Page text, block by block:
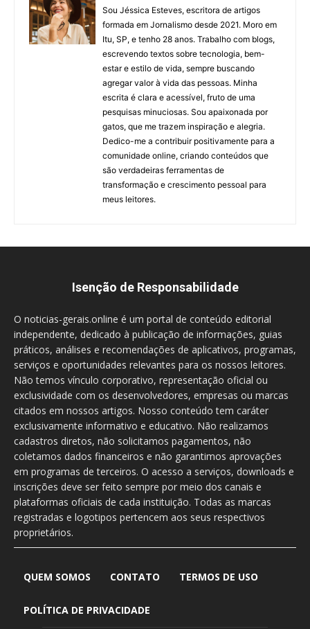
Sou Jéssica Esteves, escritora de artigos
formada em Jornalismo desde 2021. Moro em
Itu, SP, e tenho 28 anos. Trabalho com blogs,
escrevendo textos sobre tecnologia, bem-
estar e estilo de vida, sempre buscando
agregar valor à vida das pessoas. Minha
escrita é clara e acessível, fruto de uma
pesquisas minuciosas. Sou apaixonada por
gatos, que me trazem inspiração e alegria.
Dedico-me a contribuir positivamente para a
comunidade online, criando conteúdos que
são verdadeiras ferramentas de
transformação e crescimento pessoal para
meus leitores.
Isenção de Responsabilidade
O noticias-gerais.online é um portal de conteúdo editorial
independente, dedicado à publicação de informações, guias
práticos, análises e recomendações de aplicativos, programas,
serviços e oportunidades relevantes para os nossos leitores.
Não temos vínculo corporativo, representação oficial ou
exclusividade com os desenvolvedores, empresas ou marcas
citados em nossos artigos. Nosso conteúdo tem caráter
exclusivamente informativo e educativo. Não realizamos
cadastros diretos, não solicitamos pagamentos, não
coletamos dados financeiros e não garantimos aprovações
em programas de terceiros. O acesso a serviços, downloads e
inscrições deve ser feito sempre por meio dos canais e
plataformas oficiais de cada instituição. Todas as marcas
registradas e logotipos pertencem aos seus respectivos
proprietários.
QUEM SOMOS CONTATO TERMOS DE USO
POLÍTICA DE PRIVACIDADE